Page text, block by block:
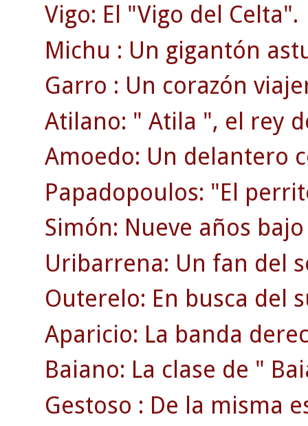
Vigo: El "Vigo del Celta".
Michu : Un gigantón
Garro : Un corazón
Atilano: " Atila ", el rey
Amoedo: Un delantero
Papadopoulos: "El
Simón: Nueve años
Uribarrena: Un fan del
Outerelo: En busca del
Aparicio: La banda
Baiano: La clase de "
Gestoso : De la misma